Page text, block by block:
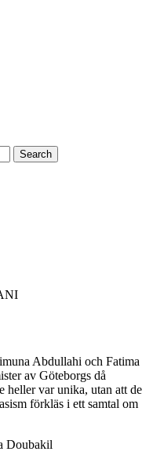
Abdullahi och Fatima
av Göteborgs då
heller var unika, utan att de
förkläs i ett samtal om
Doubakil